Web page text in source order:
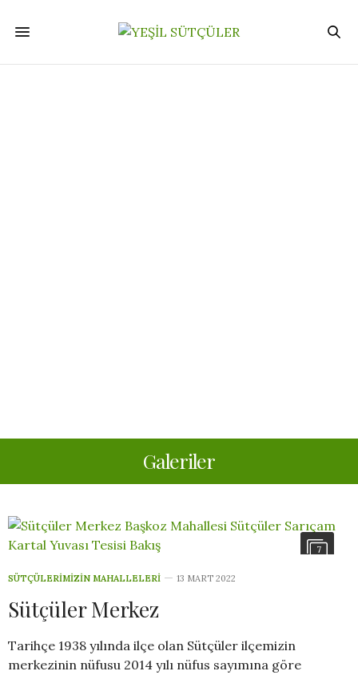
Galeriler
7
SÜTÇÜLERIMIZIN MAHALLELERI 13 MART 2022
Sütçüler Merkez
Tarihçe 1938 yılında ilçe olan Sütçüler ilçemizin
merkezinin nüfusu 2014 yılı nüfus sayımına göre